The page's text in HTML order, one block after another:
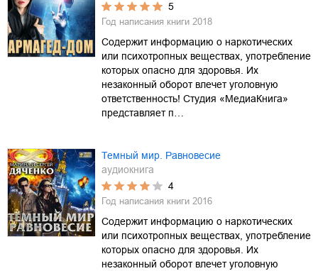
5
Год написания книги 2018
Содержит информацию о наркотических
или психотропных веществах, употребление
которых опасно для здоровья. Их
незаконный оборот влечет уголовную
ответственность! Студия «МедиаКнига»
представляет п…
Темный мир. Равновесие
аудиокнига
4
Год написания книги 2016
Содержит информацию о наркотических
или психотропных веществах, употребление
которых опасно для здоровья. Их
незаконный оборот влечет уголовную